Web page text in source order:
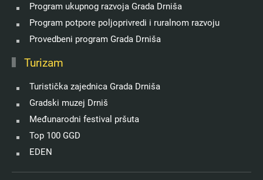
Program ukupnog razvoja Grada Drniša
Program potpore poljoprivredi i ruralnom razvoju
Provedbeni program Grada Drniša
Turizam
Turistička zajednica Grada Drniša
Gradski muzej Drniš
Međunarodni festival pršuta
Top 100 GGD
EDEN